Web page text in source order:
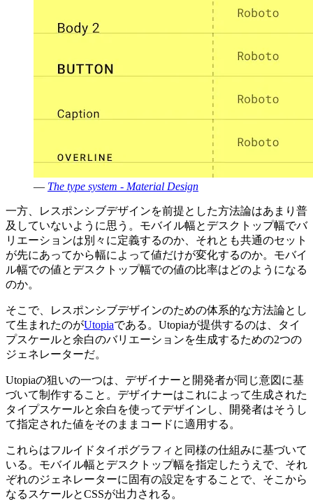
— The type system - Material Design
一方、レスポンシブデザインを前提とした方法論はあまり普
及していないように思う。モバイル幅とデスクトップ幅でバ
リエーションは別々に定義するのか、それとも共通のセット
が先にあってから幅によって値だけが変化するのか。モバイ
ル幅での値とデスクトップ幅での値の比率はどのようになる
のか。
そこで、レスポンシブデザインのための体系的な方法論とし
て生まれたのがUtopiaである。Utopiaが提供するのは、タイ
プスケールと余白のバリエーションを生成するための2つの
ジェネレーターだ。
Utopiaの狙いの一つは、デザイナーと開発者が同じ意図に基
づいて制作すること。デザイナーはこれによって生成された
タイプスケールと余白を使ってデザインし、開発者はそうし
て指定された値をそのままコードに適用する。
これらはフルイドタイポグラフィと同様の仕組みに基づいて
いる。モバイル幅とデスクトップ幅を指定したうえで、それ
ぞれのジェネレーターに固有の設定をすることで、そこから
なるスケールとCSSが出力される。